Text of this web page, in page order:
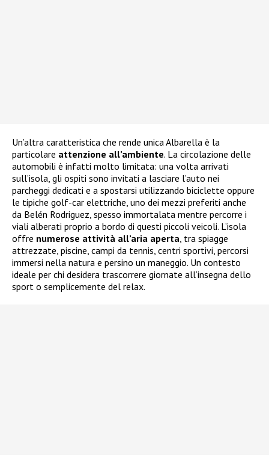
Un’altra caratteristica che rende unica Albarella è la
particolare attenzione all’ambiente. La circolazione delle
automobili è infatti molto limitata: una volta arrivati
sull’isola, gli ospiti sono invitati a lasciare l’auto nei
parcheggi dedicati e a spostarsi utilizzando biciclette oppure
le tipiche golf-car elettriche, uno dei mezzi preferiti anche
da Belén Rodriguez, spesso immortalata mentre percorre i
viali alberati proprio a bordo di questi piccoli veicoli. L’isola
offre numerose attività all’aria aperta , tra spiagge
attrezzate, piscine, campi da tennis, centri sportivi, percorsi
immersi nella natura e persino un maneggio. Un contesto
ideale per chi desidera trascorrere giornate all’insegna dello
sport o semplicemente del relax.